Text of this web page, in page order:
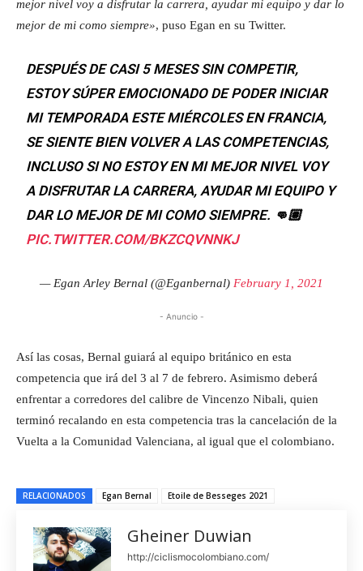
mejor nivel voy a disfrutar la carrera, ayudar mi equipo y dar lo
mejor de mi como siempre», puso Egan en su Twitter.
DESPUÉS DE CASI 5 MESES SIN COMPETIR,
ESTOY SÚPER EMOCIONADO DE PODER INICIAR
MI TEMPORADA ESTE MIÉRCOLES EN FRANCIA,
SE SIENTE BIEN VOLVER A LAS COMPETENCIAS,
INCLUSO SI NO ESTOY EN MI MEJOR NIVEL VOY
A DISFRUTAR LA CARRERA, AYUDAR MI EQUIPO Y
DAR LO MEJOR DE MI COMO SIEMPRE. 👊🏽
PIC.TWITTER.COM/BKZCQVNNKJ
— Egan Arley Bernal (@Eganbernal) February 1, 2021
- Anuncio -
Así las cosas, Bernal guiará al equipo británico en esta
competencia que irá del 3 al 7 de febrero. Asimismo deberá
enfrentar a corredores del calibre de Vincenzo Nibali, quien
terminó recalando en esta competencia tras la cancelación de la
Vuelta a la Comunidad Valenciana, al igual que el colombiano.
RELACIONADOS Egan Bernal Etoile de Besseges 2021
Gheiner Duwian
http://ciclismocolombiano.com/